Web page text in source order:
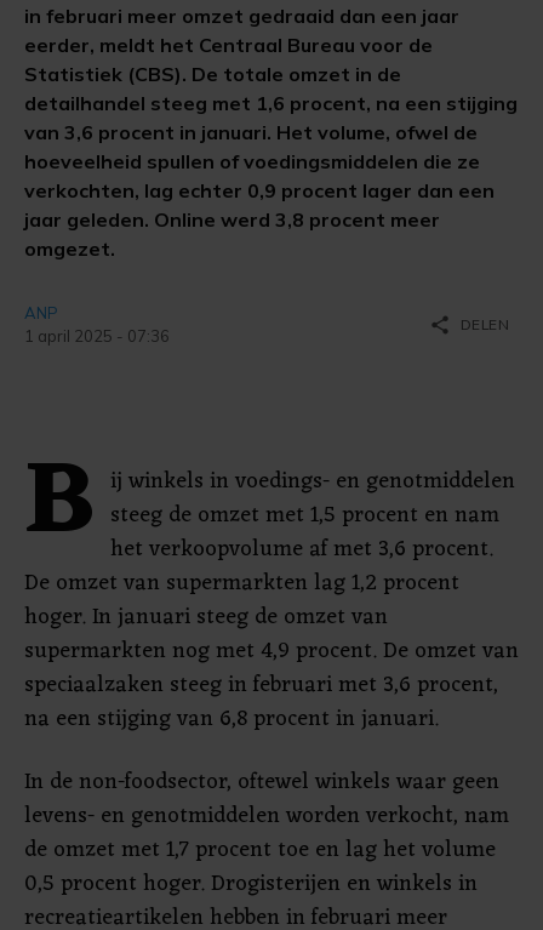
in februari meer omzet gedraaid dan een jaar
eerder, meldt het Centraal Bureau voor de
Statistiek (CBS). De totale omzet in de
detailhandel steeg met 1,6 procent, na een stijging
van 3,6 procent in januari. Het volume, ofwel de
hoeveelheid spullen of voedingsmiddelen die ze
verkochten, lag echter 0,9 procent lager dan een
jaar geleden. Online werd 3,8 procent meer
omgezet.
ANP
1 april 2025 - 07:36
share DELEN
B ij winkels in voedings- en genotmiddelen
steeg de omzet met 1,5 procent en nam
het verkoopvolume af met 3,6 procent.
De omzet van supermarkten lag 1,2 procent
hoger. In januari steeg de omzet van
supermarkten nog met 4,9 procent. De omzet van
speciaalzaken steeg in februari met 3,6 procent,
na een stijging van 6,8 procent in januari.
In de non-foodsector, oftewel winkels waar geen
levens- en genotmiddelen worden verkocht, nam
de omzet met 1,7 procent toe en lag het volume
0,5 procent hoger. Drogisterijen en winkels in
recreatieartikelen hebben in februari meer